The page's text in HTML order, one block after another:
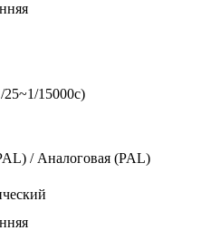
15000с)
/ Аналоговая (PAL)